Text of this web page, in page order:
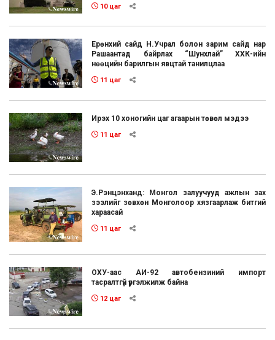
10 цаг
Ерөнхий сайд Н.Учрал болон зарим сайд нар
Рашаантад байрлах “Шунхлай” ХХК-ийн
нөөцийн барилгын явцтай танилцлаа
11 цаг
Ирэх 10 хоногийн цаг агаарын төвөл мэдээ
11 цаг
Э.Рэнцэнханд: Монгол залуучууд ажлын зах
зээлийг зөвхөн Монголоор хязгаарлаж битгий
хараасай
11 цаг
ОХУ-аас АИ-92 автобензиний импорт
тасралтгүй үргэлжилж байна
12 цаг